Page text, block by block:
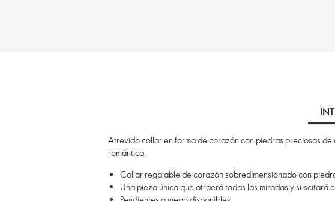
Atrevido collar en forma de corazón con piedras preciosas
romántica.
Collar regalable de corazón sobredimensionado con
Una pieza única que atraerá todas las miradas y suscitará